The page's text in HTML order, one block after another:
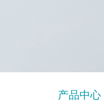
产品中心